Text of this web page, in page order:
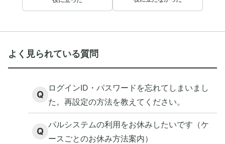
よく見られている質問
Q
ログインID・パスワードを忘れてしまいまし
た。再設定の方法を教えてください。
Q
パルシステムの利用をお休みしたいです（ケ
ースごとのお休み方法案内）